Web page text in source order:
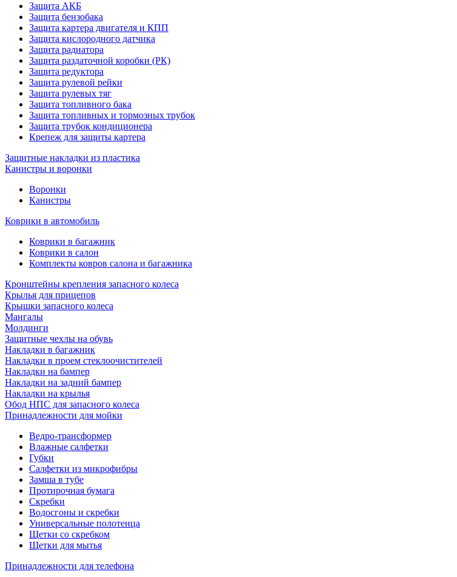
Защита АКБ
Защита бензобака
Защита картера двигателя и КПП
Защита кислородного датчика
Защита радиатора
Защита раздаточной коробки (РК)
Защита редуктора
Защита рулевой рейки
Защита рулевых тяг
Защита топливного бака
Защита топливных и тормозных трубок
Защита трубок кондиционера
Крепеж для защиты картера
Защитные накладки из пластика
Канистры и воронки
Воронки
Канистры
Коврики в автомобиль
Коврики в багажник
Коврики в салон
Комплекты ковров салона и багажника
Кронштейны крепления запасного колеса
Крылья для прицепов
Крышки запасного колеса
Мангалы
Молдинги
Защитные чехлы на обувь
Накладки в багажник
Накладки в проем стеклоочистителей
Накладки на бампер
Накладки на задний бампер
Накладки на крылья
Обод НПС для запасного колеса
Принадлежности для мойки
Ведро-трансформер
Влажные салфетки
Губки
Салфетки из микрофибры
Замша в тубе
Протирочная бумага
Скребки
Водосгоны и скребки
Универсальные полотенца
Щетки со скребком
Щетки для мытья
Принадлежности для телефона